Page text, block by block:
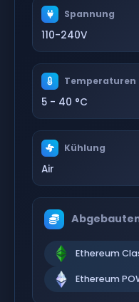
Spannung
110-240V
Temperaturen
5 - 40 °C
Kühlung
Air
Ethereum
Ethereum